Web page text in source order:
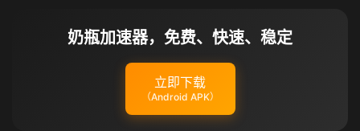
奶瓶加速器，免费、快速、稳定
立即下载
（Android APK）